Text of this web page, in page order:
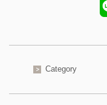
Category